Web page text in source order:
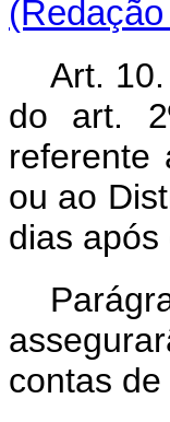
Art.
do art.
referente
ou ao
dias
contas